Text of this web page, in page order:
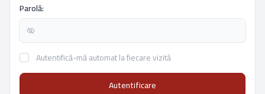
Parolă:
Autentifică-mă automat la fiecare vizită
Autentificare